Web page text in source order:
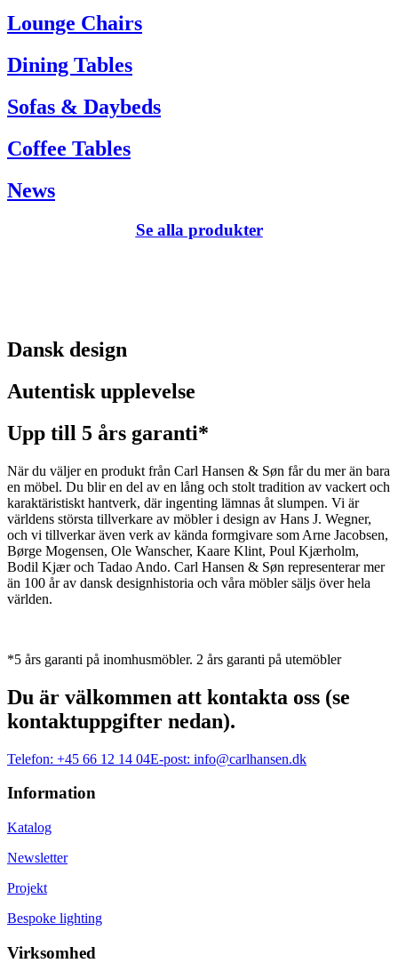
Tel. +45 66 12 14 04
info@carlhansen.dk
Lounge Chairs
Dining Tables
Sofas & Daybeds
Coffee Tables
News
Se alla produkter
Dansk design
Autentisk upplevelse
Upp till 5 års garanti*
När du väljer en produkt från Carl Hansen & Søn får du mer än bara
en möbel. Du blir en del av en lång och stolt tradition av vackert och
karaktäristiskt hantverk, där ingenting lämnas åt slumpen. Vi är
världens största tillverkare av möbler i design av Hans J. Wegner,
och vi tillverkar även verk av kända formgivare som Arne Jacobsen,
Børge Mogensen, Ole Wanscher, Kaare Klint, Poul Kjærholm,
Bodil Kjær och Tadao Ando. Carl Hansen & Søn representerar mer
än 100 år av dansk designhistoria och våra möbler säljs över hela
världen.
*5 års garanti på inomhusmöbler. 2 års garanti på utemöbler
Du är välkommen att kontakta oss (se
kontaktuppgifter nedan).
Telefon: +45 66 12 14 04E-post: info@carlhansen.dk
Information
Katalog
Newsletter
Projekt
Bespoke lighting
Virksomhed